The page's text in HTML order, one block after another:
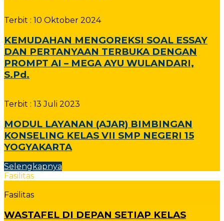
Terbit : 10 Oktober 2024
KEMUDAHAN MENGOREKSI SOAL ESSAY
DAN PERTANYAAN TERBUKA DENGAN
PROMPT AI – MEGA AYU WULANDARI,
S.Pd.
Terbit : 13 Juli 2023
MODUL LAYANAN (AJAR) BIMBINGAN
KONSELING KELAS VII SMP NEGERI 15
YOGYAKARTA
Selengkapnya
Fasilitas
Fasilitas
WASTAFEL DI DEPAN SETIAP KELAS